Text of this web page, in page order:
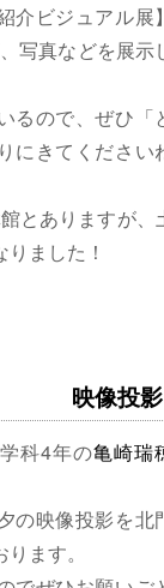
介ビジュアル展
写真などを展示
るので、ぜひ「
にきてください
とありますが、
ました！
映像投
科4年の亀崎瑞
の映像投影を北
ます。